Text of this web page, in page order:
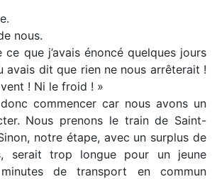
nous.
ce que j’avais énoncé quelques jours
avais dit que rien ne nous arrêterait !
! Ni le froid ! »
commencer car nous avons un
Nous prenons le train de Saint-
notre étape, avec un surplus de
serait trop longue pour un jeune
de transport en commun